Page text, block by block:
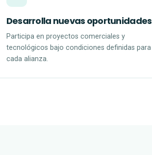
Desarrolla nuevas oportunidades
Participa en proyectos comerciales y
tecnológicos bajo condiciones definidas para
cada alianza.